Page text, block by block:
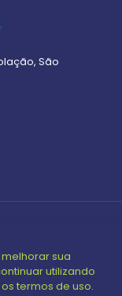
São
reservados |
sua
utilizando
termos de uso.